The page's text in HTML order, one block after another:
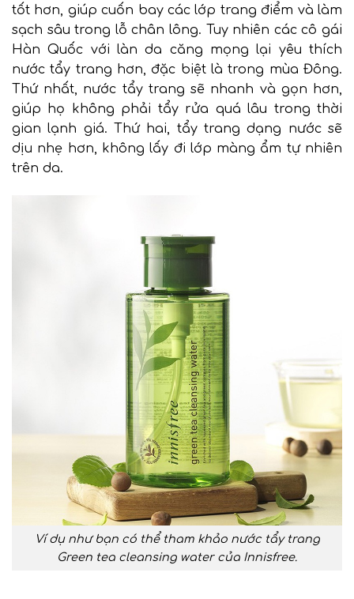
tốt hơn, giúp cuốn bay các lớp trang điểm và làm
sạch sâu trong lỗ chân lông. Tuy nhiên các cô gái
Hàn Quốc với làn da căng mọng lại yêu thích
nước tẩy trang hơn, đặc biệt là trong mùa Đông.
Thứ nhất, nước tẩy trang sẽ nhanh và gọn hơn,
giúp họ không phải tẩy rửa quá lâu trong thời
gian lạnh giá. Thứ hai, tẩy trang dạng nước sẽ
dịu nhẹ hơn, không lấy đi lớp màng ẩm tự nhiên
trên da.
Ví dụ như bạn có thể tham khảo nước tẩy trang
Green tea cleansing water của Innisfree.